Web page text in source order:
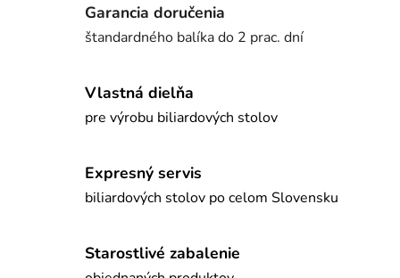
Garancia doručenia
štandardného balíka do 2 prac. dní
Vlastná dielňa
pre výrobu biliardových stolov
Expresný servis
biliardových stolov po celom Slovensku
Starostlivé zabalenie